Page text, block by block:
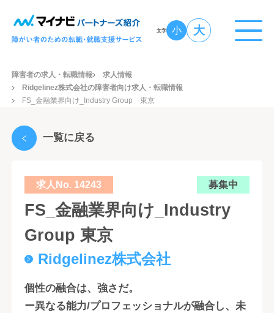
文字 小 大
障害者の求人・転職情報
求人情報
Ridgelinez株式会社の障害者向け求人・転職情報
FS_金融業界向け_Industry Group 東京
一覧に戻る
求人No. 14243 募集中
FS_金融業界向け_Industry
Group 東京
Ridgelinez株式会社
個性の融合は、強さだ。
ー異なる能力/プロフェッショナルが融合し、未